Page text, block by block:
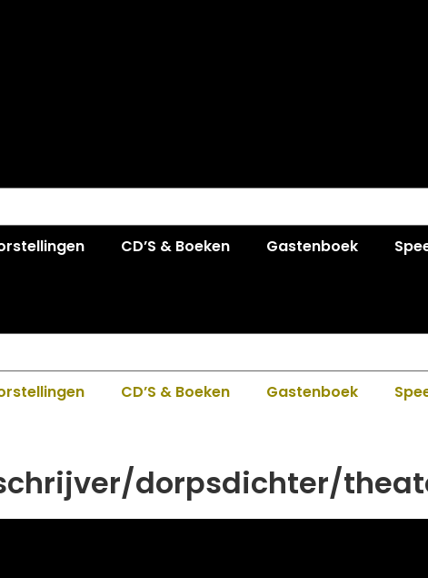
CD’S & Boeken Gastenboek
CD’S & Boeken Gastenboek
dorpsdichter/